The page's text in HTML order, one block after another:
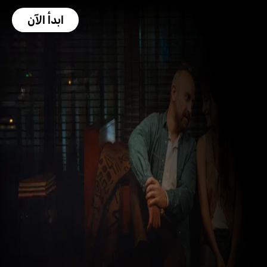
ابدأ الآن